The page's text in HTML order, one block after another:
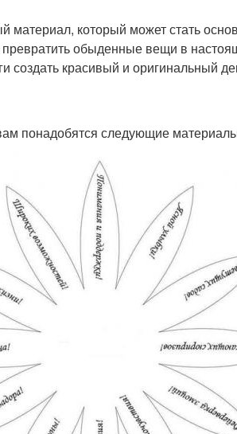
материал, который может стать
обыденные вещи в
создать красивый и оригинальный
понадобятся следующие